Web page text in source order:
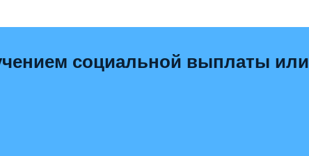
социальной выплаты или